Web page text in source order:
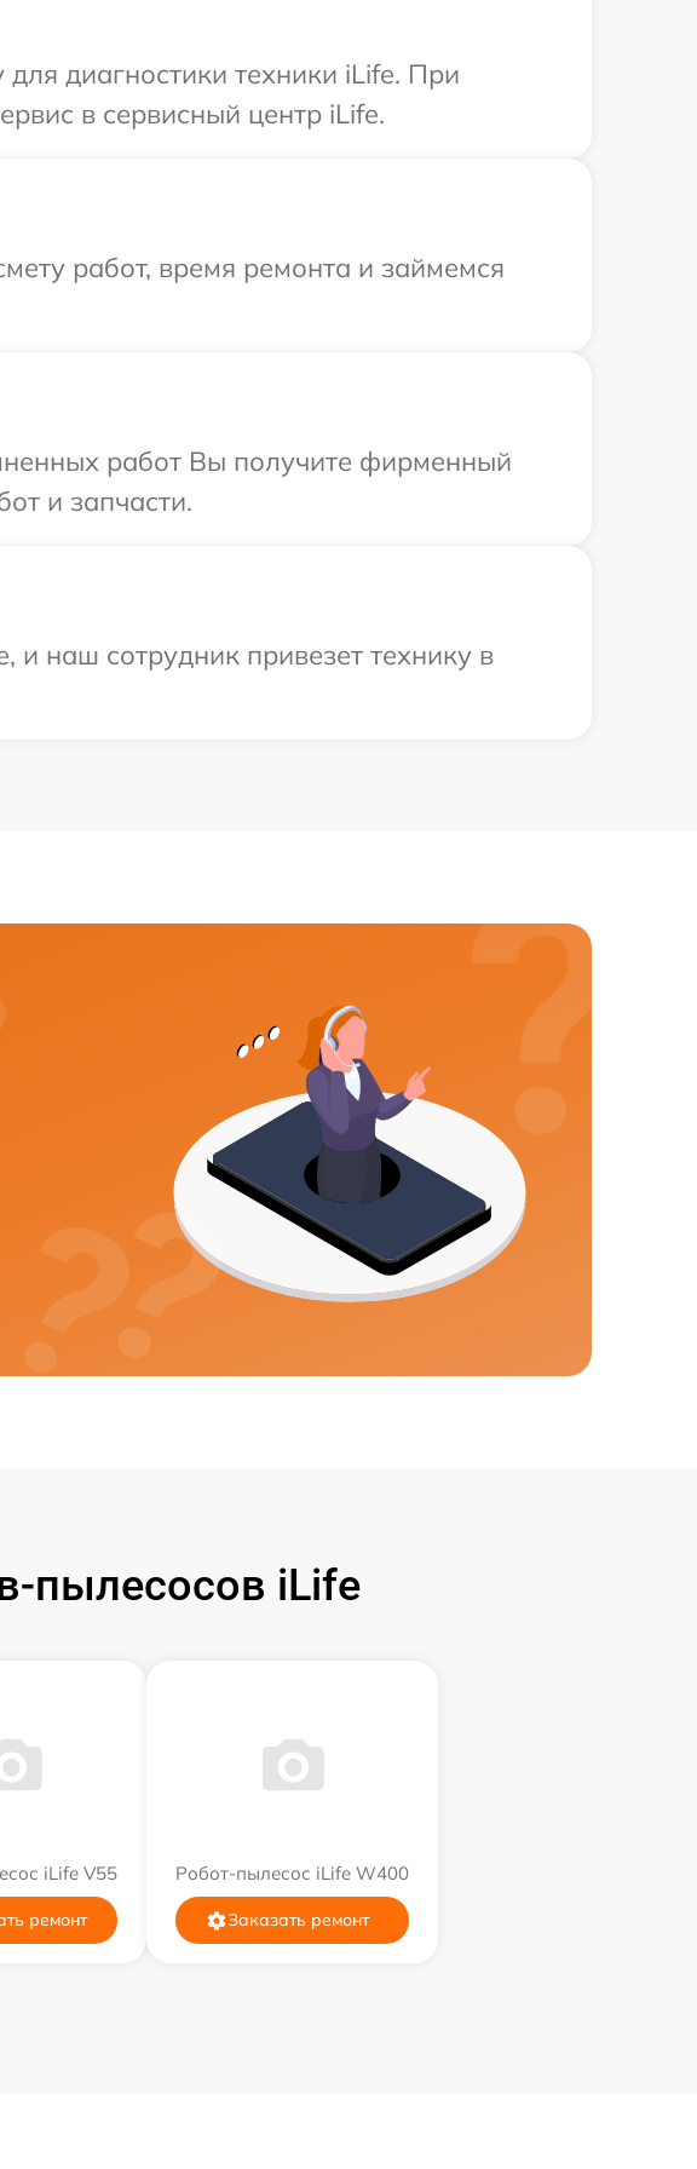
диагностики техники iLife. При
в сервисный центр iLife.
работ, время ремонта и займемся
работ Вы получите фирменный
и запчасти.
наш сотрудник привезет технику в
пылесосов iLife
iLife V55
ремонт
Робот-пылесос iLife W400
Заказать ремонт